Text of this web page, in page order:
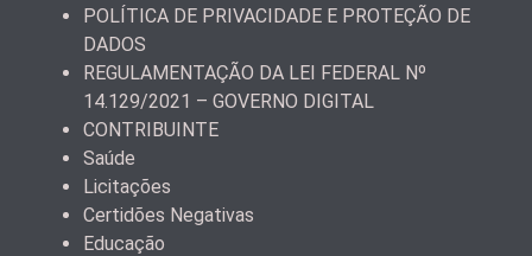
POLÍTICA DE PRIVACIDADE E PROTEÇÃO DE
DADOS
REGULAMENTAÇÃO DA LEI FEDERAL Nº
14.129/2021 – GOVERNO DIGITAL
CONTRIBUINTE
Saúde
Licitações
Certidões Negativas
Educação